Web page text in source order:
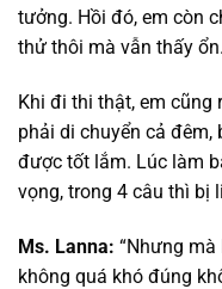
tưởng. Hồi đó, em còn
thử thôi mà vẫn thấy ổn.
Khi đi thi thật, em cũng
phải di chuyển cả
được tốt lắm. Lúc làm
vọng, trong 4 câu thì bị
Ms. Lanna: “Nhưng
không quá khó đúng